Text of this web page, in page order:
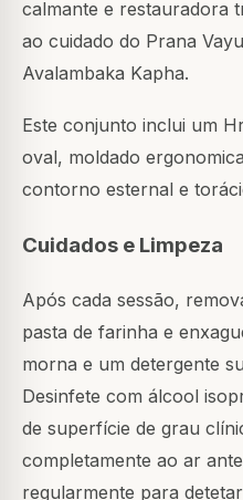
calmante e restauradora
ao cuidado do Prana
Avalambaka Kapha.
Este conjunto inclui um
oval, moldado
contorno esternal e
Cuidados e Limpeza
Após cada sessão,
pasta de farinha e
morna e um detergente
Desinfete com álcool
de superfície de grau
completamente ao ar
regularmente para